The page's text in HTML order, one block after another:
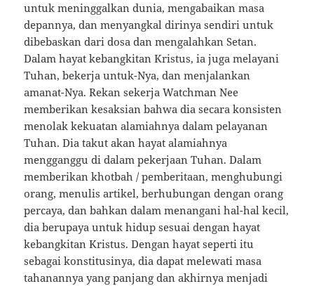
untuk meninggalkan dunia, mengabaikan masa
depannya, dan menyangkal dirinya sendiri untuk
dibebaskan dari dosa dan mengalahkan Setan.
Dalam hayat kebangkitan Kristus, ia juga melayani
Tuhan, bekerja untuk-Nya, dan menjalankan
amanat-Nya. Rekan sekerja Watchman Nee
memberikan kesaksian bahwa dia secara konsisten
menolak kekuatan alamiahnya dalam pelayanan
Tuhan. Dia takut akan hayat alamiahnya
mengganggu di dalam pekerjaan Tuhan. Dalam
memberikan khotbah / pemberitaan, menghubungi
orang, menulis artikel, berhubungan dengan orang
percaya, dan bahkan dalam menangani hal-hal kecil,
dia berupaya untuk hidup sesuai dengan hayat
kebangkitan Kristus. Dengan hayat seperti itu
sebagai konstitusinya, dia dapat melewati masa
tahanannya yang panjang dan akhirnya menjadi